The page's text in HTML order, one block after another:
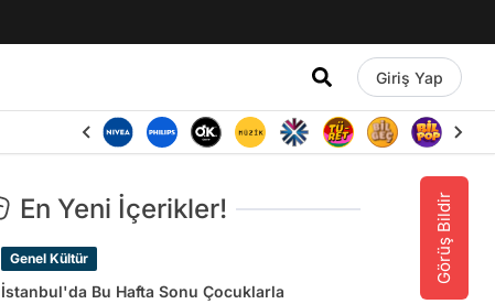
Giriş Yap
Görüş Bildir
En Yeni İçerikler!
Genel Kültür
İstanbul'da Bu Hafta Sonu Çocuklarla